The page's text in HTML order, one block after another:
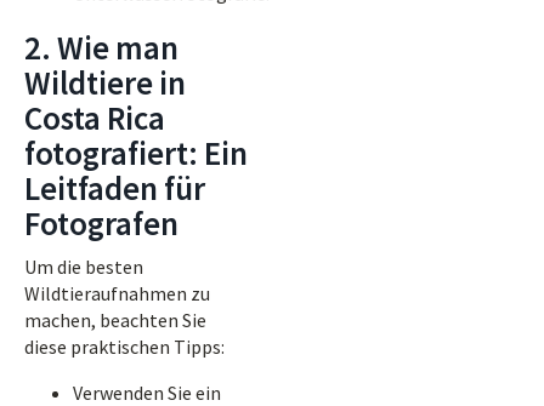
2. Wie man
Wildtiere in
Costa Rica
fotografiert: Ein
Leitfaden für
Fotografen
Um die besten
Wildtieraufnahmen zu
machen, beachten Sie
diese praktischen Tipps:
Verwenden Sie ein